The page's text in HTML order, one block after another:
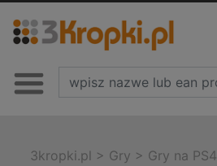
3kropki.pl > Gry > Gry na PS4